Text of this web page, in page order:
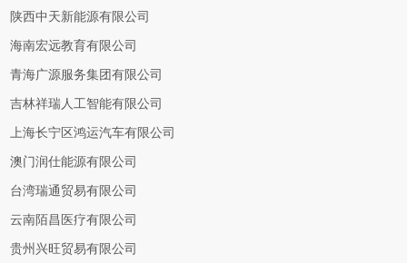
陕西中天新能源有限公司
海南宏远教育有限公司
青海广源服务集团有限公司
吉林祥瑞人工智能有限公司
上海长宁区鸿运汽车有限公司
澳门润仕能源有限公司
台湾瑞通贸易有限公司
云南陌昌医疗有限公司
贵州兴旺贸易有限公司